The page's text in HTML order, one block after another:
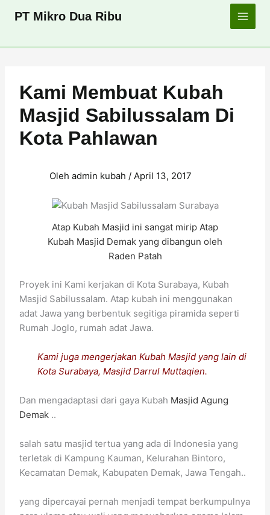
PT Mikro Dua Ribu
Kami Membuat Kubah
Masjid Sabilussalam Di
Kota Pahlawan
Olehadmin kubah /April 13, 2017
Atap Kubah Masjid ini sangat mirip Atap
Kubah Masjid Demak yang dibangun oleh
Raden Patah
Proyek ini Kami kerjakan di Kota Surabaya, Kubah
Masjid Sabilussalam. Atap kubah ini menggunakan
adat Jawa yang berbentuk segitiga piramida seperti
Rumah Joglo, rumah adat Jawa.
Kami juga mengerjakan Kubah Masjid yang lain di
Kota Surabaya, Masjid Darrul Muttaqien.
Dan mengadaptasi dari gaya Kubah Masjid Agung
Demak ..
salah satu masjid tertua yang ada di Indonesia yang
terletak di Kampung Kauman, Kelurahan Bintoro,
Kecamatan Demak, Kabupaten Demak, Jawa Tengah..
yang dipercayai pernah menjadi tempat berkumpulnya